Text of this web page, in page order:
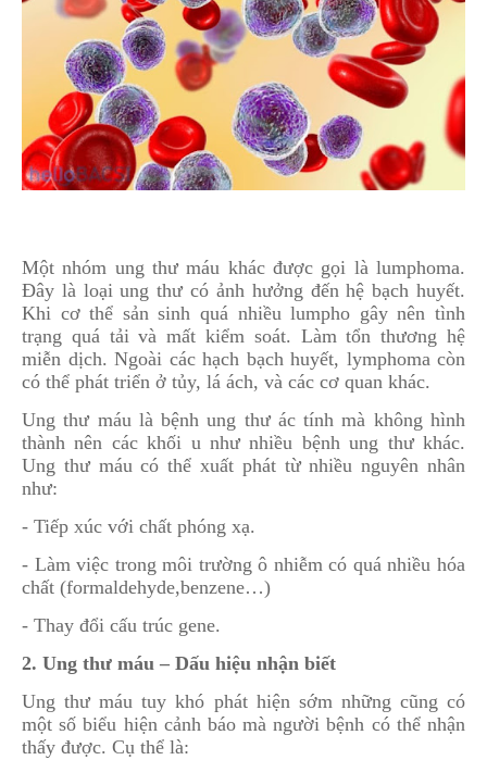
Một nhóm ung thư máu khác được gọi là lumphoma.
Đây là loại ung thư có ảnh hưởng đến hệ bạch huyết.
Khi cơ thể sản sinh quá nhiều lumpho gây nên tình
trạng quá tải và mất kiểm soát. Làm tổn thương hệ
miễn dịch. Ngoài các hạch bạch huyết, lymphoma còn
có thể phát triển ở tủy, lá ách, và các cơ quan khác.
Ung thư máu là bệnh ung thư ác tính mà không hình
thành nên các khối u như nhiều bệnh ung thư khác.
Ung thư máu có thể xuất phát từ nhiều nguyên nhân
như:
- Tiếp xúc với chất phóng xạ.
- Làm việc trong môi trường ô nhiễm có quá nhiều hóa
chất (formaldehyde,benzene…)
- Thay đổi cấu trúc gene.
2. Ung thư máu – Dấu hiệu nhận biết
Ung thư máu tuy khó phát hiện sớm những cũng có
một số biểu hiện cảnh báo mà người bệnh có thể nhận
thấy được. Cụ thể là: